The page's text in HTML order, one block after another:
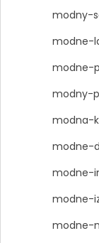
modny-
modne-
modne-
modny-
modna-
modne-
modne-
modne-
modne-